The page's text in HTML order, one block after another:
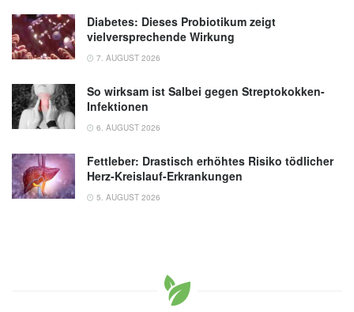
Diabetes: Dieses Probiotikum zeigt
vielversprechende Wirkung
7. AUGUST 2026
So wirksam ist Salbei gegen Streptokokken-
Infektionen
6. AUGUST 2026
Fettleber: Drastisch erhöhtes Risiko tödlicher
Herz-Kreislauf-Erkrankungen
5. AUGUST 2026